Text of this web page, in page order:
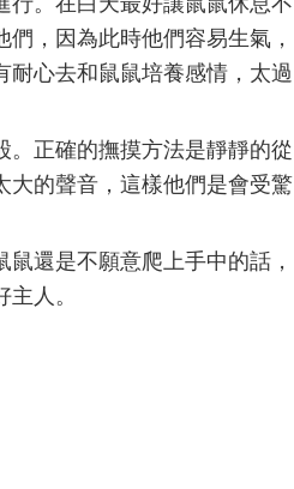
，因為此時他們容易生氣，
心去和鼠鼠培養感情，太過
。正確的撫摸方法是靜靜的從
大的聲音，這樣他們是會受驚
還是不願意爬上手中的話，
人。